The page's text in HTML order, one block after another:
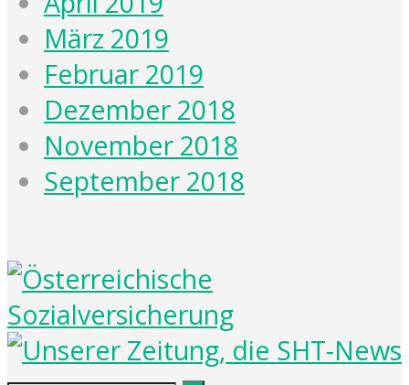
März 2019
Februar 2019
Dezember 2018
November 2018
September 2018